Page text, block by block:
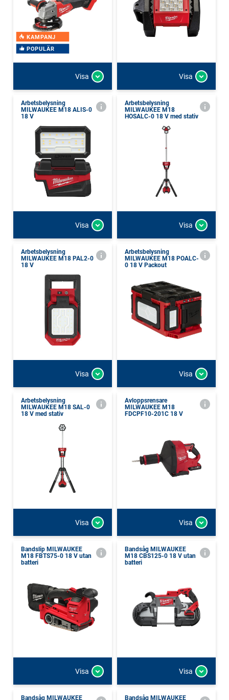
KAMPANJ
POPULÄR
Visa Visa
Arbetsbelysning
MILWAUKEE M18 ALIS-0
18 V
Visa
Arbetsbelysning
MILWAUKEE M18
HOSALC-0 18 V med stativ
Visa
Arbetsbelysning
MILWAUKEE M18 PAL2-0
18 V
Visa
Arbetsbelysning
MILWAUKEE M18 POALC-
0 18 V Packout
Visa
Arbetsbelysning
MILWAUKEE M18 SAL-0
18 V med stativ
Visa
Avloppsrensare
MILWAUKEE M18
FDCPF10-201C 18 V
Visa
Bandslip MILWAUKEE
M18 FBTS75-0 18 V utan
batteri
Visa
Bandsåg MILWAUKEE
M18 CBS125-0 18 V utan
batteri
Visa
Bandsåg MILWAUKEE Bandsåg MILWAUKEE